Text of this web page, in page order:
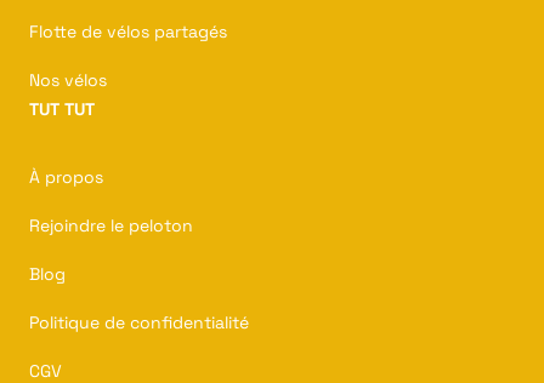
Flotte de vélos partagés
Nos vélos
TUT TUT
À propos
Rejoindre le peloton
Blog
Politique de confidentialité
CGV